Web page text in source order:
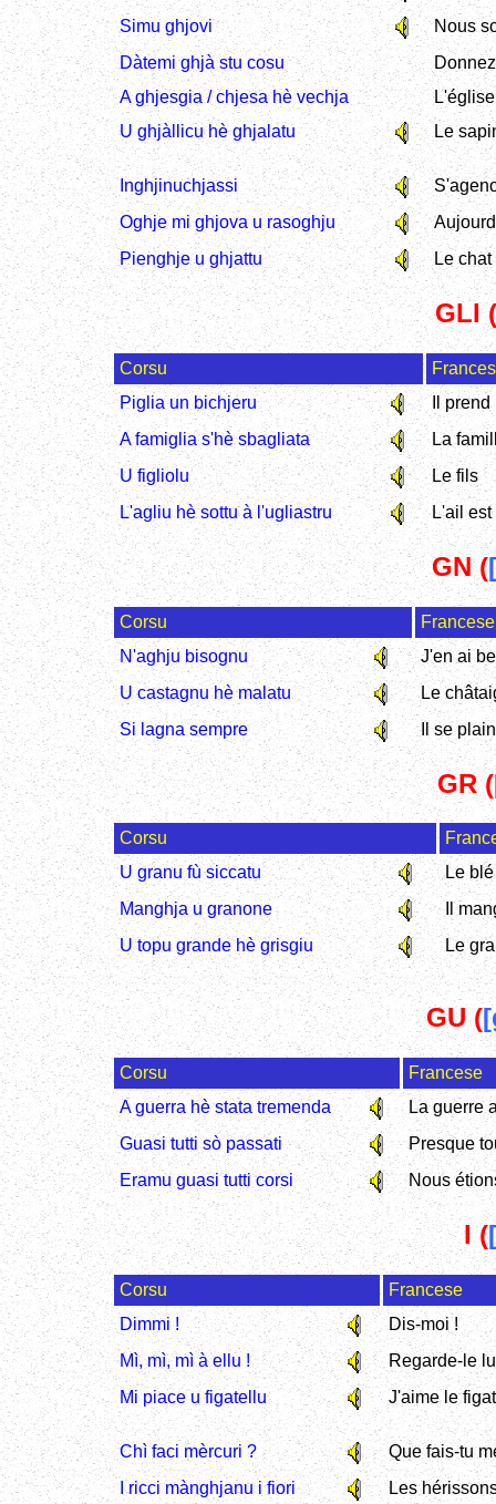
Simu ghjovi
Nous
Dàtemi ghjà stu cosu
A ghjesgia / chjesa hè vechja
U ghjàllicu hè ghjalatu
Le
Inghjinuchjassi
Oghje mi ghjova u rasoghju
Pienghje u ghjattu
Le
GLI (
Corsu
Piglia un bichjeru
Il
A famiglia s'hè sbagliata
La
U figliolu
Le fils
L'agliu hè sottu à l'ugliastru
L'ail
GN (
Corsu
Francese
N'aghju bisognu
J'en ai
U castagnu hè malatu
Le
Si lagna sempre
Il se
GR (
Corsu
U granu fù siccatu
Le
Manghja u granone
Il
U topu grande hè grisgiu
Le
GU (
Corsu
Francese
A guerra hè stata tremenda
La guerre
Guasi tutti sò passati
Presque
Eramu guasi tutti corsi
Nous
I (
Corsu
Francese
Dimmi !
Dis-moi !
Mì, mì, mì à ellu !
Regarde-le
Mi piace u figatellu
J'aime le
Chì faci mèrcuri ?
Que fais-tu
I ricci mànghjanu i fiori
Les